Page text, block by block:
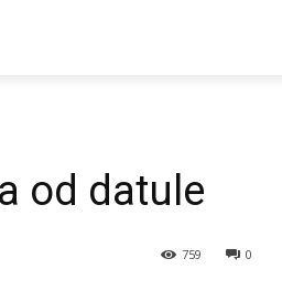
od datule
0
759